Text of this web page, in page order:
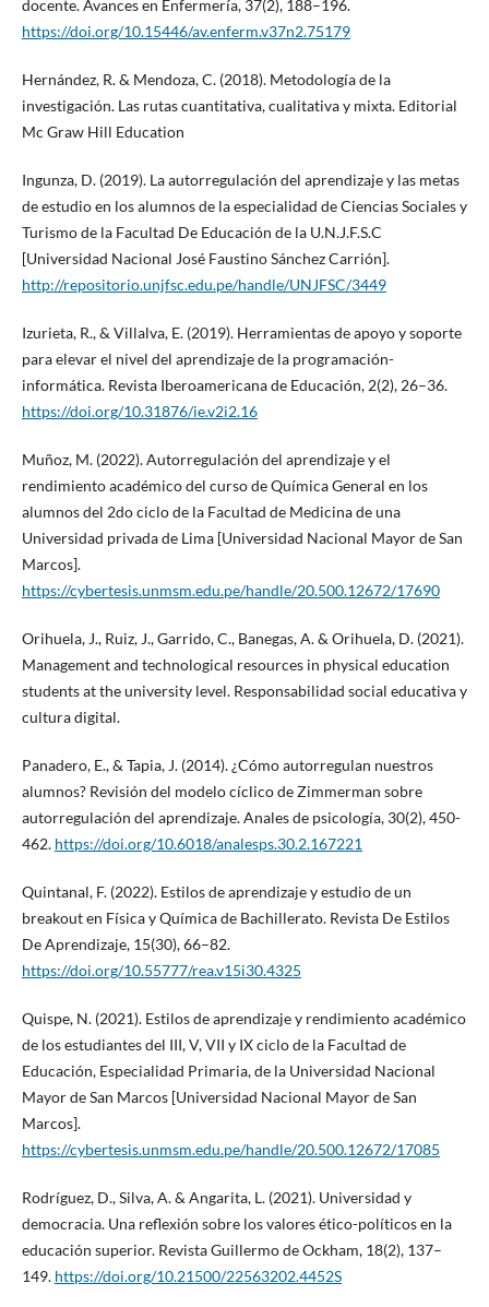
docente. Avances en Enfermería, 37(2), 188–196.
https://doi.org/10.15446/av.enferm.v37n2.75179
Hernández, R. & Mendoza, C. (2018). Metodología de la
investigación. Las rutas cuantitativa, cualitativa y mixta. Editorial
Mc Graw Hill Education
Ingunza, D. (2019). La autorregulación del aprendizaje y las metas
de estudio en los alumnos de la especialidad de Ciencias Sociales y
Turismo de la Facultad De Educación de la U.N.J.F.S.C
[Universidad Nacional José Faustino Sánchez Carrión].
http://repositorio.unjfsc.edu.pe/handle/UNJFSC/3449
Izurieta, R., & Villalva, E. (2019). Herramientas de apoyo y soporte
para elevar el nivel del aprendizaje de la programación-
informática. Revista Iberoamericana de Educación, 2(2), 26–36.
https://doi.org/10.31876/ie.v2i2.16
Muñoz, M. (2022). Autorregulación del aprendizaje y el
rendimiento académico del curso de Química General en los
alumnos del 2do ciclo de la Facultad de Medicina de una
Universidad privada de Lima [Universidad Nacional Mayor de San
Marcos].
https://cybertesis.unmsm.edu.pe/handle/20.500.12672/17690
Orihuela, J., Ruiz, J., Garrido, C., Banegas, A. & Orihuela, D. (2021).
Management and technological resources in physical education
students at the university level. Responsabilidad social educativa y
cultura digital.
Panadero, E., & Tapia, J. (2014). ¿Cómo autorregulan nuestros
alumnos? Revisión del modelo cíclico de Zimmerman sobre
autorregulación del aprendizaje. Anales de psicología, 30(2), 450-
462. https://doi.org/10.6018/analesps.30.2.167221
Quintanal, F. (2022). Estilos de aprendizaje y estudio de un
breakout en Física y Química de Bachillerato. Revista De Estilos
De Aprendizaje, 15(30), 66–82.
https://doi.org/10.55777/rea.v15i30.4325
Quispe, N. (2021). Estilos de aprendizaje y rendimiento académico
de los estudiantes del III, V, VII y IX ciclo de la Facultad de
Educación, Especialidad Primaria, de la Universidad Nacional
Mayor de San Marcos [Universidad Nacional Mayor de San
Marcos].
https://cybertesis.unmsm.edu.pe/handle/20.500.12672/17085
Rodríguez, D., Silva, A. & Angarita, L. (2021). Universidad y
democracia. Una reflexión sobre los valores ético-políticos en la
educación superior. Revista Guillermo de Ockham, 18(2), 137–
149. https://doi.org/10.21500/22563202.4452S